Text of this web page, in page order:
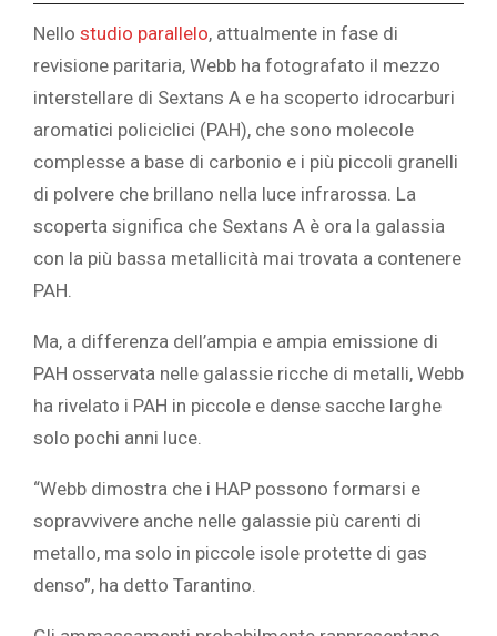
Nello studio parallelo, attualmente in fase di
revisione paritaria, Webb ha fotografato il mezzo
interstellare di Sextans A e ha scoperto idrocarburi
aromatici policiclici (PAH), che sono molecole
complesse a base di carbonio e i più piccoli granelli
di polvere che brillano nella luce infrarossa. La
scoperta significa che Sextans A è ora la galassia
con la più bassa metallicità mai trovata a contenere
PAH.
Ma, a differenza dell’ampia e ampia emissione di
PAH osservata nelle galassie ricche di metalli, Webb
ha rivelato i PAH in piccole e dense sacche larghe
solo pochi anni luce.
“Webb dimostra che i HAP possono formarsi e
sopravvivere anche nelle galassie più carenti di
metallo, ma solo in piccole isole protette di gas
denso”, ha detto Tarantino.